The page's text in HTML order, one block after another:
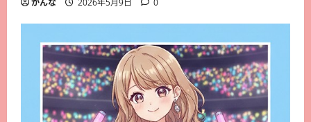
かんな 2026年5月9日 0